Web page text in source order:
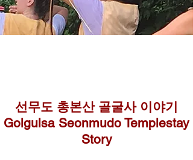
선무도 총본산 골굴사 이야기
Golgulsa Seonmudo Templestay
Story